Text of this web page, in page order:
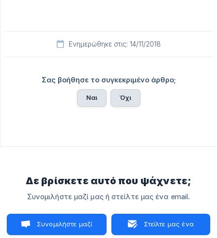
Ενημερώθηκε στις: 14/11/2018
Σας βοήθησε το συγκεκριμένο άρθρο;
Ναι Όχι
Δε βρίσκετε αυτό που ψάχνετε;
Συνομιλήστε μαζί μας ή στείλτε μας ένα email.
Συνομιλήστε μαζί Στείλτε μας ένα